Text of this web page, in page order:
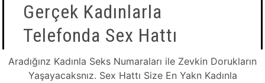
Gerçek Kadınlarla
Telefonda Sex Hattı
Aradığınz Kadınla Seks Numaraları ile Zevkin Dorukların
Yaşayacaksnız. Sex Hattı Size En Yakn Kadınla